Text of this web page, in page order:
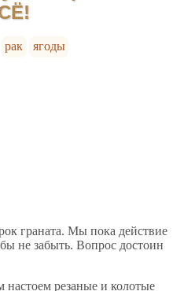
рак ягоды
граната. Мы пока действие
не забыть. Вопрос достоин
резаные и колотые